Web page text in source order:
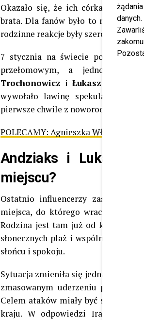
danych.
Okazało się, że ich córka
brata. Dla fanów było to niemal
rodzinne reakcje były szeroko
7 stycznia na świecie pojawił się
przełomowym, a
Trochonowicz i Łukasz
wywołało lawinę spekulacji.
pierwsze chwile z noworodkiem i
POLECAMY: Agnieszka Włodarczyk
Andziaks i Luka w
miejscu?
Ostatnio influencerzy zaskoczyli
miejsca, do którego wracają
Rodzina jest tam już od kilku dni,
słonecznych plaż i wspólnych
słońcu i spokoju.
Sytuacja zmieniła się jednak
zmasowanym uderzeniu
Celem ataków miały być
kraju. W odpowiedzi Iran